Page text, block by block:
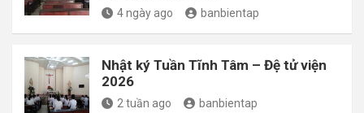
4 ngày ago banbientap
Nhật ký Tuần Tĩnh Tâm – Đệ tử viện
2026
2 tuần ago banbientap